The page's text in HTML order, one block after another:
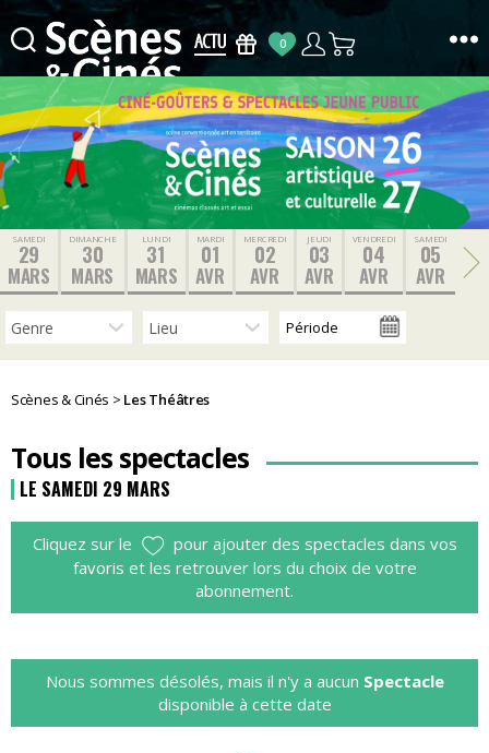
Scènes
&
Cinés
0
SAMEDI
29
MARS
DIMANCHE
30
MARS
LUNDI
31
MARS
MARDI
01
AVR
MERCREDI
02
AVR
JEUDI
03
AVR
VENDREDI
04
AVR
SAMEDI
05
AVR
Scènes & Cinés > Les Théâtres
Tous les spectacles
LE SAMEDI 29 MARS
Cliquez sur le
pour ajouter des spectacles dans vos
favoris et les retrouver lors du choix de votre
abonnement.
Nous sommes désolés, mais il n'y a aucun Spectacle
disponible à cette date